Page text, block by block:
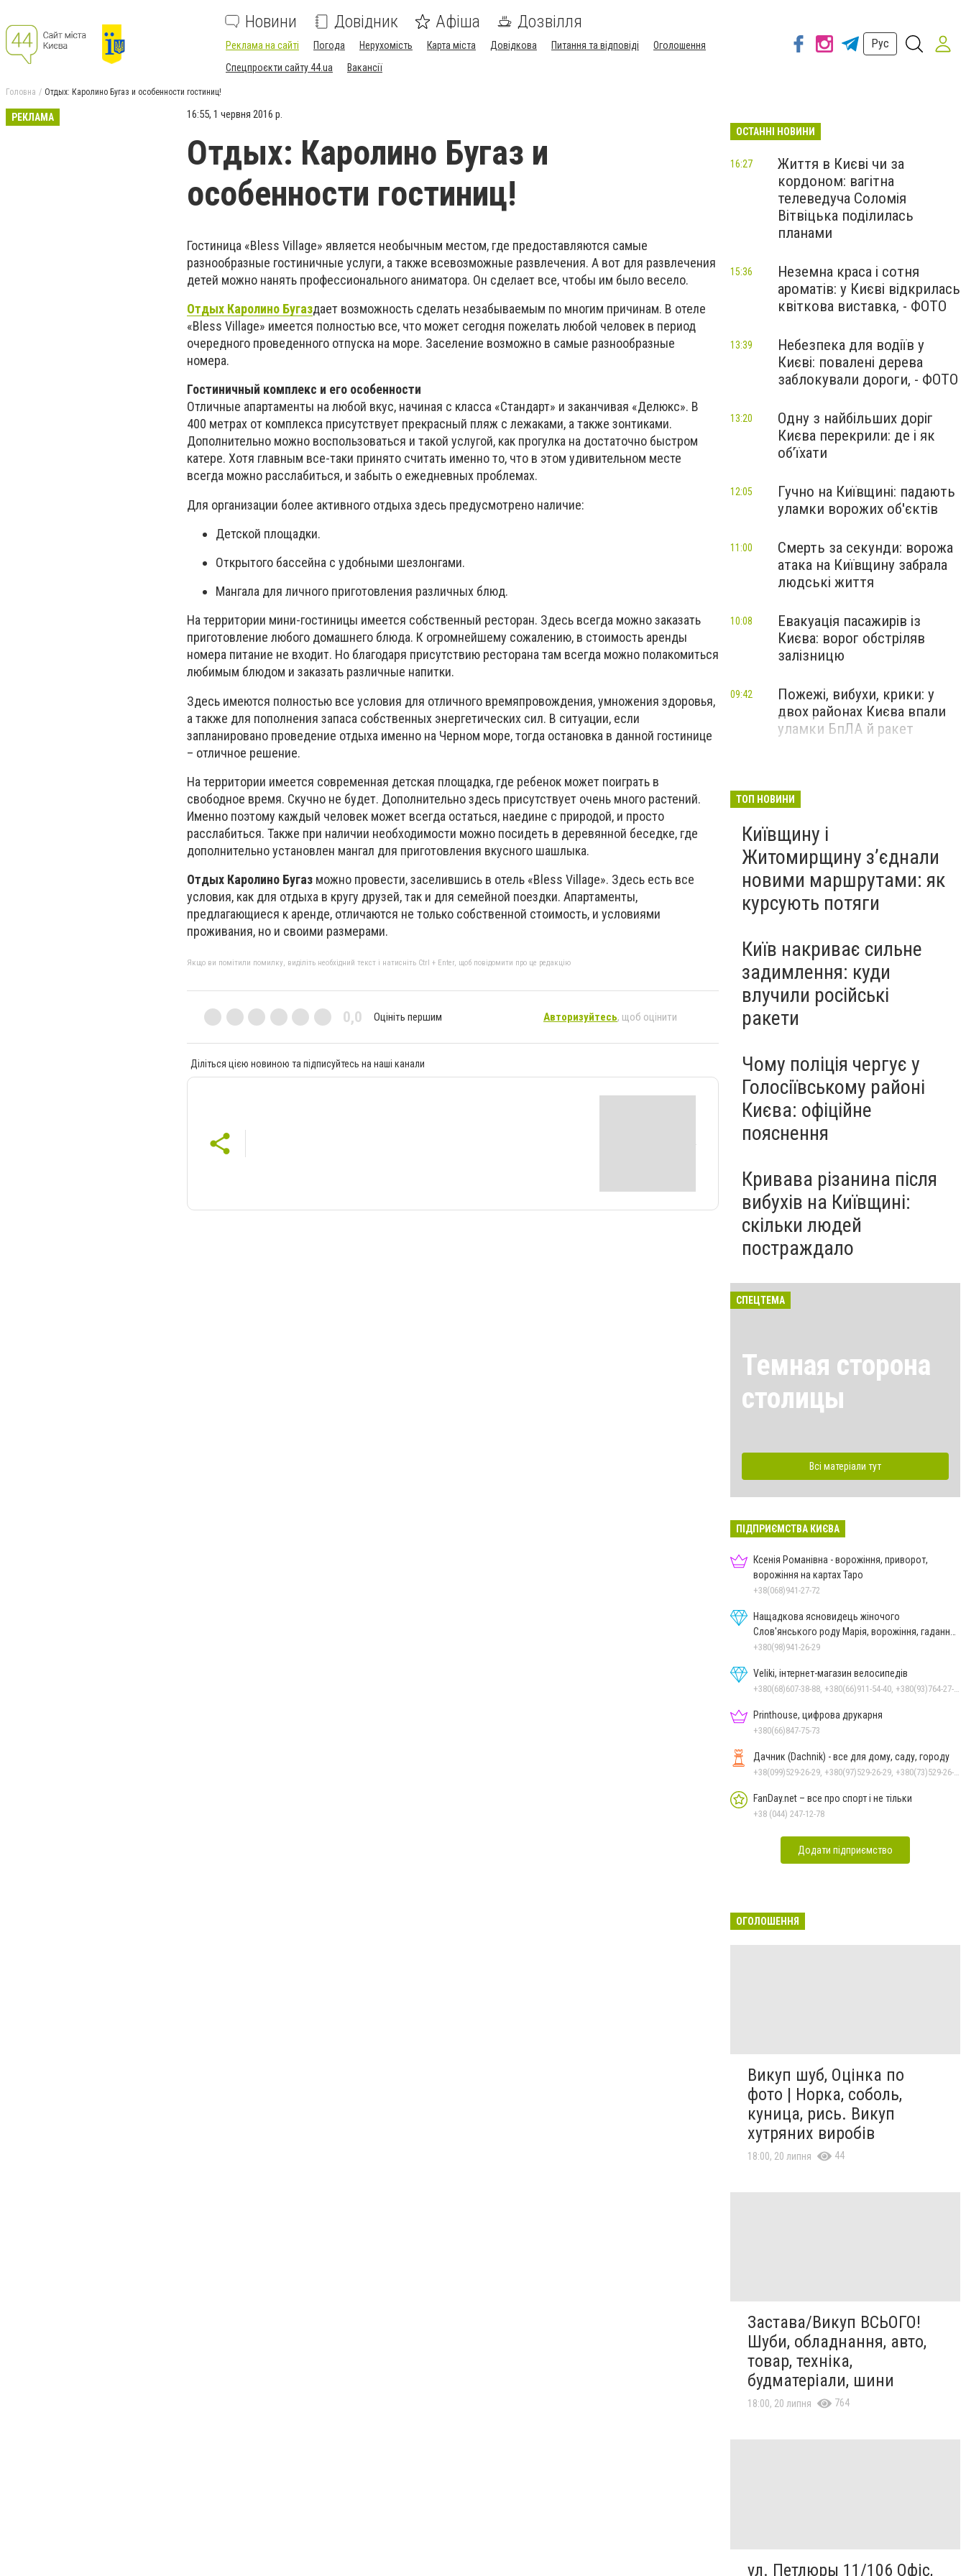
Новини Довідник Афіша Дозвілля
Реклама на сайті Погода Нерухомість Карта міста Довідкова Питання та відповіді
Оголошення
Спецпроєкти сайту 44.ua
Вакансії
Рус
Головна Отдых: Каролино Бугаз и особенности гостиниц!
РЕКЛАМА 16:55, 1 червня 2016 р.
Отдых: Каролино Бугаз и
особенности гостиниц!
Гостиница «Bless Village» является необычным местом, где предоставляются самые
разнообразные гостиничные услуги, а также всевозможные развлечения. А вот для развлечения
детей можно нанять профессионального аниматора. Он сделает все, чтобы им было весело.
Отдых Каролино Бугаздает возможность сделать незабываемым по многим причинам. В отеле
«Bless Village» имеется полностью все, что может сегодня пожелать любой человек в период
очередного проведенного отпуска на море. Заселение возможно в самые разнообразные
номера.
Гостиничный комплекс и его особенности
Отличные апартаменты на любой вкус, начиная с класса «Стандарт» и заканчивая «Делюкс». В
400 метрах от комплекса присутствует прекрасный пляж с лежаками, а также зонтиками.
Дополнительно можно воспользоваться и такой услугой, как прогулка на достаточно быстром
катере. Хотя главным все-таки принято считать именно то, что в этом удивительном месте
всегда можно расслабиться, и забыть о ежедневных проблемах.
Для организации более активного отдыха здесь предусмотрено наличие:
Детской площадки.
Открытого бассейна с удобными шезлонгами.
Мангала для личного приготовления различных блюд.
На территории мини-гостиницы имеется собственный ресторан. Здесь всегда можно заказать
приготовление любого домашнего блюда. К огромнейшему сожалению, в стоимость аренды
номера питание не входит. Но благодаря присутствию ресторана там всегда можно полакомиться
любимым блюдом и заказать различные напитки.
Здесь имеются полностью все условия для отличного времяпровождения, умножения здоровья,
а также для пополнения запаса собственных энергетических сил. В ситуации, если
запланировано проведение отдыха именно на Черном море, тогда остановка в данной гостинице
– отличное решение.
На территории имеется современная детская площадка, где ребенок может поиграть в
свободное время. Скучно не будет. Дополнительно здесь присутствует очень много растений.
Именно поэтому каждый человек может всегда остаться, наедине с природой, и просто
расслабиться. Также при наличии необходимости можно посидеть в деревянной беседке, где
дополнительно установлен мангал для приготовления вкусного шашлыка.
Отдых Каролино Бугаз можно провести, заселившись в отель «Bless Village». Здесь есть все
условия, как для отдыха в кругу друзей, так и для семейной поездки. Апартаменты,
предлагающиеся к аренде, отличаются не только собственной стоимость, и условиями
проживания, но и своими размерами.
Якщо ви помітили помилку, виділіть необхідний текст і натисніть Ctrl + Enter, щоб повідомити про це редакцію
0,0 Оцініть першим Авторизуйтесь, щоб оцінити
Діліться цією новиною та підписуйтесь на наші канали
ОСТАННІ НОВИНИ
Життя в Києві чи за
кордоном: вагітна
телеведуча Соломія
Вітвіцька поділилась
планами
16:27
Неземна краса і сотня
ароматів: у Києві відкрилась
квіткова виставка, - ФОТО
15:36
Небезпека для водіїв у
Києві: повалені дерева
заблокували дороги, - ФОТО
13:39
Одну з найбільших доріг
Києва перекрили: де і як
об’їхати
13:20
Гучно на Київщині: падають
уламки ворожих об'єктів
12:05
Смерть за секунди: ворожа
атака на Київщину забрала
людські життя
11:00
Евакуація пасажирів із
Києва: ворог обстріляв
залізницю
10:08
Пожежі, вибухи, крики: у
двох районах Києва впали
уламки БпЛА й ракет
09:42
ТОП НОВИНИ
Київщину і
Житомирщину з’єднали
новими маршрутами: як
курсують потяги
Київ накриває сильне
задимлення: куди
влучили російські
ракети
Чому поліція чергує у
Голосіївському районі
Києва: офіційне
пояснення
Кривава різанина після
вибухів на Київщині:
скільки людей
постраждало
СПЕЦТЕМА
Темная сторона
столицы
Всі матеріали тут
ПІДПРИЄМСТВА КИЄВА
Ксенія Романівна - ворожіння, приворот,
ворожіння на картах Таро
+38(068)941-27-72
Нащадкова ясновидець жіночого
Слов'янського роду Марія, ворожіння, гадання
онлайн, ворожіння Таро
+380(98)941-26-29
Veliki, інтернет-магазин велосипедів
Printhouse, цифрова друкарня
+380(66)847-75-73
Дачник (Dachnik) - все для дому, саду, городу
FanDay.net – все про спорт і не тільки
+38 (044) 247-12-78
Додати підприємство
ОГОЛОШЕННЯ
Викуп шуб, Оцінка по
фото | Норка, соболь,
куница, рись. Викуп
хутряних виробів
18:00, 20 липня 44
Застава/Викуп ВСЬОГО!
Шуби, обладнання, авто,
товар, техніка,
будматеріали, шини
18:00, 20 липня 764
ул. Петлюры 11/106 Офіс,